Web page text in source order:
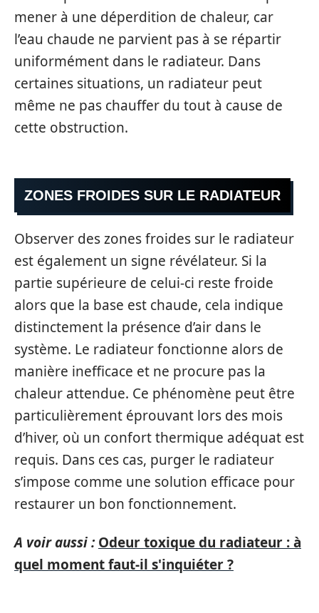
mener à une déperdition de chaleur, car
l’eau chaude ne parvient pas à se répartir
uniformément dans le radiateur. Dans
certaines situations, un radiateur peut
même ne pas chauffer du tout à cause de
cette obstruction.
ZONES FROIDES SUR LE RADIATEUR
Observer des zones froides sur le radiateur
est également un signe révélateur. Si la
partie supérieure de celui-ci reste froide
alors que la base est chaude, cela indique
distinctement la présence d’air dans le
système. Le radiateur fonctionne alors de
manière inefficace et ne procure pas la
chaleur attendue. Ce phénomène peut être
particulièrement éprouvant lors des mois
d’hiver, où un confort thermique adéquat est
requis. Dans ces cas, purger le radiateur
s’impose comme une solution efficace pour
restaurer un bon fonctionnement.
A voir aussi : Odeur toxique du radiateur : à
quel moment faut-il s'inquiéter ?